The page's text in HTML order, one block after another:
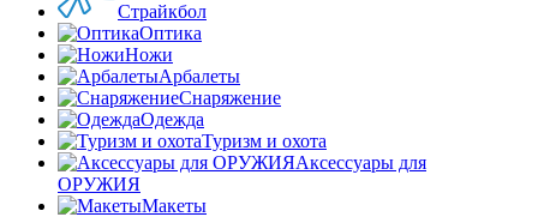
Страйкбол
Оптика
Ножи
Арбалеты
Снаряжение
Одежда
Туризм и охота
Аксессуары для
ОРУЖИЯ
Макеты